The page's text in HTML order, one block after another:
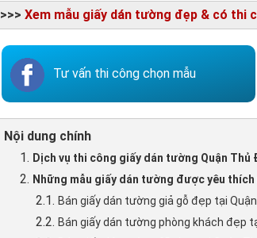
>>> Xem mẫu giấy dán tường đẹp & có thi
Tư vấn thi công chọn mẫu
Nội dung chính
1. Dịch vụ thi công giấy dán tường Quận Thủ
2. Những mẫu giấy dán tường được yêu
2.1. Bán giấy dán tường giả gỗ đẹp tại
2.2. Bán giấy dán tường phòng khách đẹp